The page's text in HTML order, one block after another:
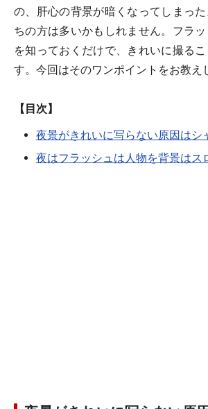
の、肝心の背景が暗くなってしまっ
ちの方は多いかもしれません。フラ
を知っておくだけで、きれいに撮る
す。今回はそのワンポイントをお教え
【目次】
夜景がきれいに写らない原因はシ
夜はフラッシュは人物を背景はス